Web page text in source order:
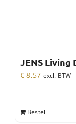
JENS Living
€ 8,57 excl. BTW
Bestel